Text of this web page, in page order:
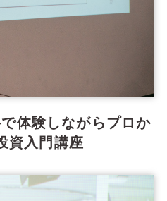
体験しながらプロか
資入門講座